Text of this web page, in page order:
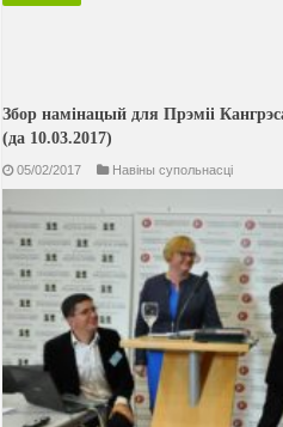
Збор намінацый для Прэміі
(да 10.03.2017)
05/02/2017 Навiны супольнасцi